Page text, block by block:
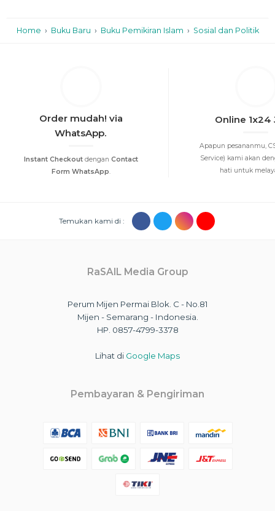
Home › Buku Baru › Buku Pemikiran Islam › Sosial dan Politik
Order mudah! via
WhatsApp.
Instant Checkoutdengan Contact
Form WhatsApp.
Online 1x24
Apapun pesananmu,
Service) kami akan
hati untuk
Temukan kami di :
RaSAIL Media Group
Perum Mijen Permai Blok. C - No.81
Mijen - Semarang - Indonesia.
HP. 0857-4799-3378
Lihat di Google Maps
Pembayaran & Pengiriman